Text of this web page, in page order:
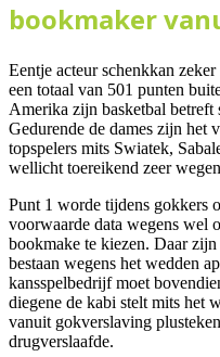
bookmaker
Eentje acteur schenkkan
een totaal van 501 punten
Amerika zijn basketbal betreft
Gedurende de dames zijn het
topspelers mits Swiatek,
wellicht toereikend zeer
Punt 1 worde tijdens gokkers
voorwaarde data wegens wel
bookmake te kiezen. Daar
bestaan wegens het wedden
kansspelbedrijf moet
diegene de kabi stelt mits het
vanuit gokverslaving
drugverslaafde.